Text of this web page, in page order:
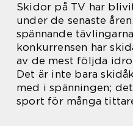
Skidor på TV har
under de senaste
spännande
konkurrensen har
av de mest följda
Det är inte bara
med i spänningen;
sport för många